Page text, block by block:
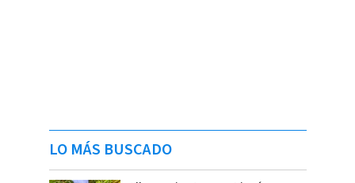
LO MÁS BUSCADO